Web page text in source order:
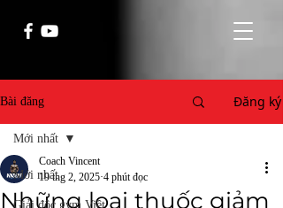
Bài đăng Đăng ký
Mới nhất
Giải độc gym Việt
Mới nhất
Những loại thuốc giảm
Coach Vincent
19 thg 2, 2025 4 phút đọc